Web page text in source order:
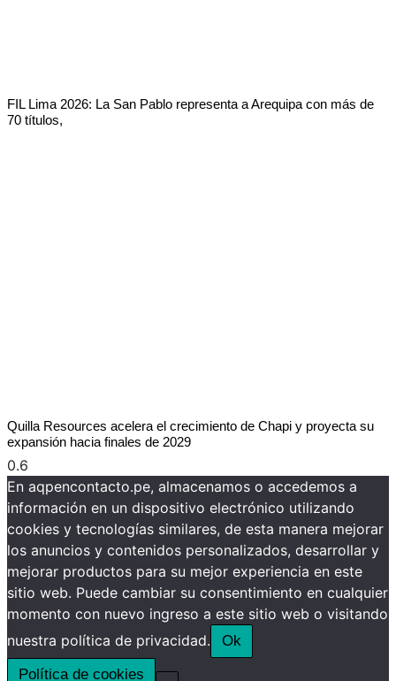
FIL Lima 2026: La San Pablo representa a Arequipa con más de
70 títulos,
Quilla Resources acelera el crecimiento de Chapi y proyecta su
expansión hacia finales de 2029
En aqpencontacto.pe, almacenamos o accedemos a
información en un dispositivo electrónico utilizando
cookies y tecnologías similares, de esta manera mejorar
los anuncios y contenidos personalizados, desarrollar y
mejorar productos para su mejor experiencia en este
sitio web. Puede cambiar su consentimiento en cualquier
momento con nuevo ingreso a este sitio web o visitando
nuestra política de privacidad.
Ok
Política de cookies